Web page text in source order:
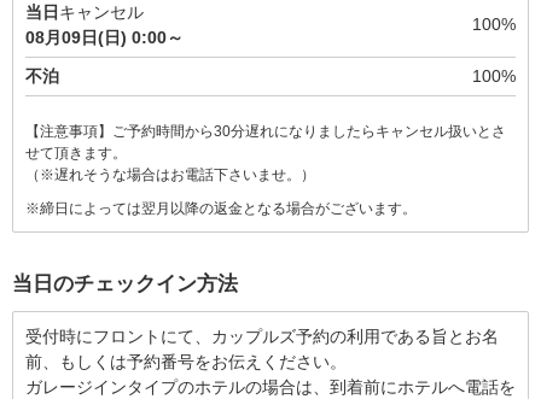
当日 キャンセル
08月09日(日) 0:00～
100%
不泊 100%
【注意事項】ご予約時間から30分遅れになりましたらキャンセル扱いとさ
せて頂きます。
（※遅れそうな場合はお電話下さいませ。）
※締日によっては翌月以降の返金となる場合がございます。
当日のチェックイン方法
受付時にフロントにて、カップルズ予約の利用である旨とお名
前、もしくは予約番号をお伝えください。
ガレージインタイプのホテルの場合は、到着前にホテルへ電話を